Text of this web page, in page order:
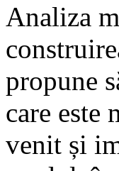
Analiza
propune
care este
venit și